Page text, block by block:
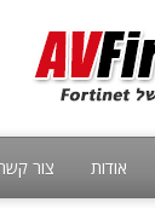
אודות צור